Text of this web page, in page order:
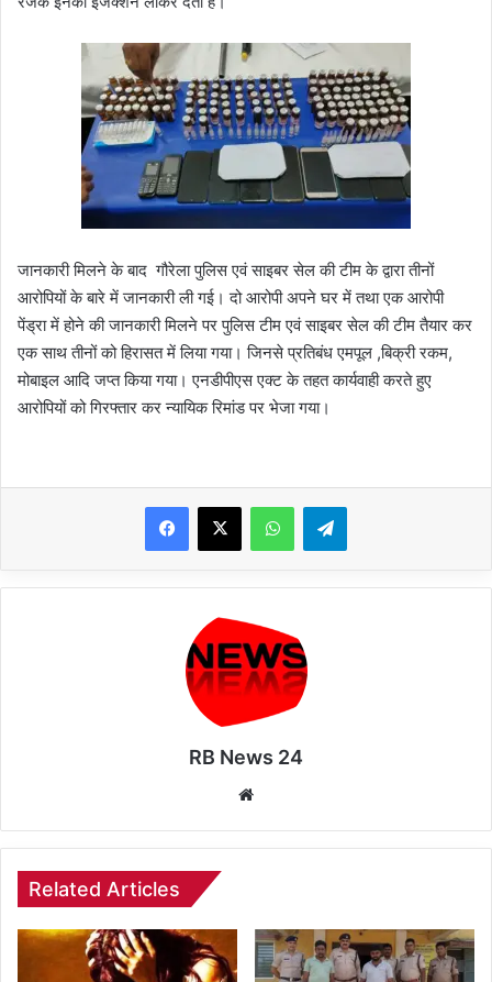
जानकारी मिलने के बाद गौरेला पुलिस एवं साइबर सेल की टीम के द्वारा तीनों
आरोपियों के बारे में जानकारी ली गई। दो आरोपी अपने घर में तथा एक आरोपी
पेंड्रा में होने की जानकारी मिलने पर पुलिस टीम एवं साइबर सेल की टीम तैयार कर
एक साथ तीनों को हिरासत में लिया गया। जिनसे प्रतिबंध एमपूल ,बिक्री रकम,
मोबाइल आदि जप्त किया गया। एनडीपीएस एक्ट के तहत कार्यवाही करते हुए
आरोपियों को गिरफ्तार कर न्यायिक रिमांड पर भेजा गया।
WhatsAppTelegram
RB News 24
Related Articles